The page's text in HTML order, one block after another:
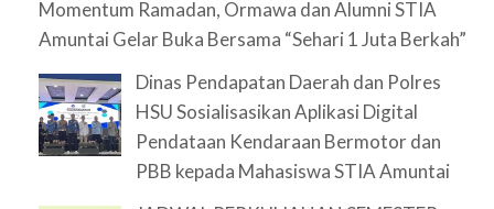
Momentum Ramadan, Ormawa dan Alumni STIA
Amuntai Gelar Buka Bersama “Sehari 1 Juta Berkah”
Dinas Pendapatan Daerah dan Polres
HSU Sosialisasikan Aplikasi Digital
Pendataan Kendaraan Bermotor dan
PBB kepada Mahasiswa STIA Amuntai